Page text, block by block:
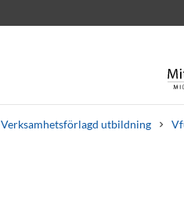
Verksamhetsförlagd utbildning